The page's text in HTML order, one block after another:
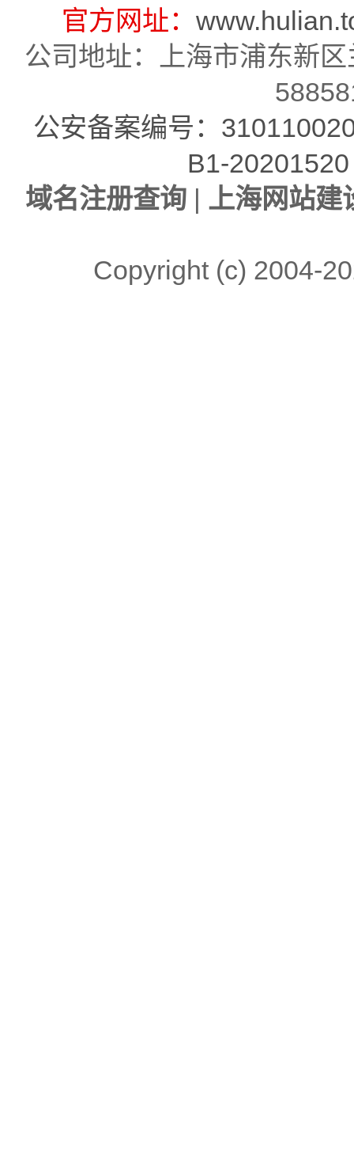
官方网址：
公司地址：上海市浦东新
公安备案编号：
B1-20201520
域名注册查询| 上海网站建
Copyright (c) 2004-